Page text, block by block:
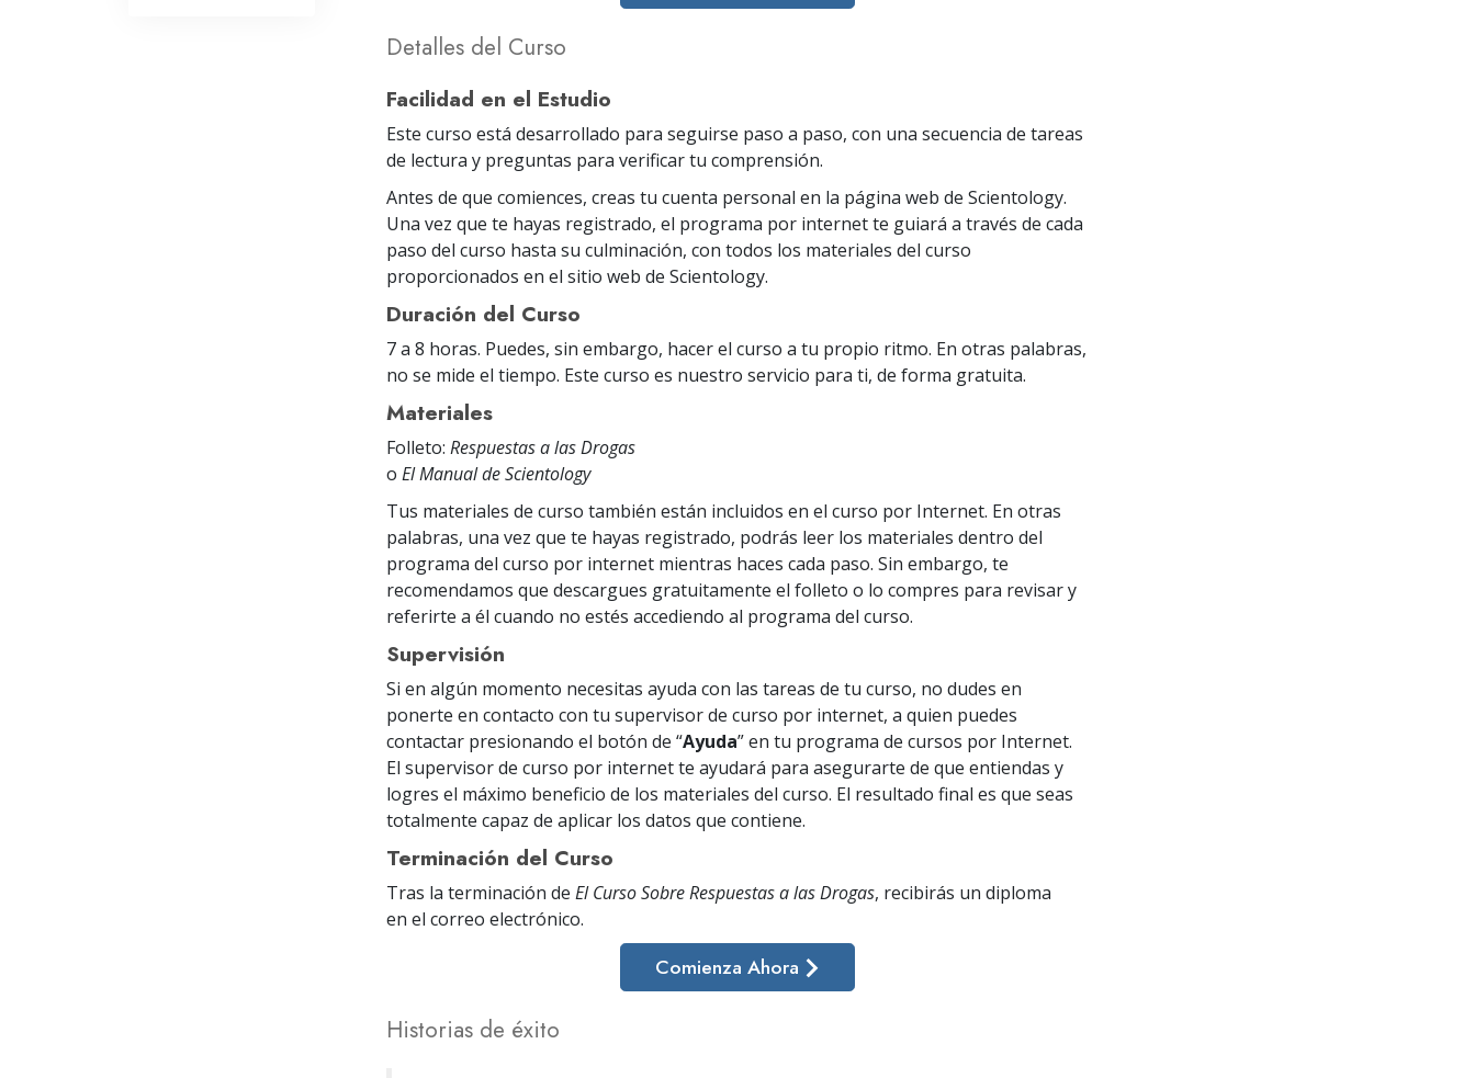
Detalles del Curso
Facilidad en el Estudio
Este curso está desarrollado para seguirse paso a paso, con una secuencia de tareas
de lectura y preguntas para verificar tu comprensión.
Antes de que comiences, creas tu cuenta personal en la página web de Scientology.
Una vez que te hayas registrado, el programa por internet te guiará a través de cada
paso del curso hasta su culminación, con todos los materiales del curso
proporcionados en el sitio web de Scientology.
Duración del Curso
7 a 8 horas. Puedes, sin embargo, hacer el curso a tu propio ritmo. En otras palabras,
no se mide el tiempo. Este curso es nuestro servicio para ti, de forma gratuita.
Materiales
Folleto: Respuestas a las Drogas
o El Manual de Scientology
Tus materiales de curso también están incluidos en el curso por Internet. En otras
palabras, una vez que te hayas registrado, podrás leer los materiales dentro del
programa del curso por internet mientras haces cada paso. Sin embargo, te
recomendamos que descargues gratuitamente el folleto o lo compres para revisar y
referirte a él cuando no estés accediendo al programa del curso.
Supervisión
Si en algún momento necesitas ayuda con las tareas de tu curso, no dudes en
ponerte en contacto con tu supervisor de curso por internet, a quien puedes
contactar presionando el botón de “Ayuda” en tu programa de cursos por Internet.
El supervisor de curso por internet te ayudará para asegurarte de que entiendas y
logres el máximo beneficio de los materiales del curso. El resultado final es que seas
totalmente capaz de aplicar los datos que contiene.
Terminación del Curso
Tras la terminación de El Curso Sobre Respuestas a las Drogas, recibirás un diploma
en el correo electrónico.
Comienza Ahora
Historias de éxito